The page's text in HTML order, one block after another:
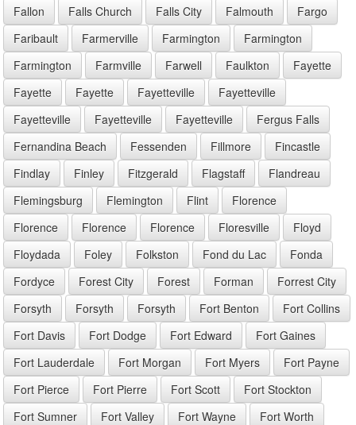
Fallon Falls Church Falls City Falmouth
Fargo
Faribault
Farmerville Farmington
Farmington
Farmington
Farmville Farwell Faulkton
Fayette
Fayette
Fayette Fayetteville
Fayetteville
Fayetteville
Fayetteville Fayetteville
Fergus Falls
Fernandina Beach
Fessenden Fillmore
Fincastle
Findlay
Finley Fitzgerald Flagstaff
Flandreau
Flemingsburg
Flemington Flint
Florence
Florence
Florence Florence Floresville
Floyd
Floydada
Foley Folkston Fond du Lac
Fonda
Fordyce
Forest City Forest Forman
Forrest City
Forsyth
Forsyth Forsyth Fort Benton
Fort Collins
Fort Davis
Fort Dodge Fort Edward
Fort Gaines
Fort Lauderdale
Fort Morgan Fort Myers
Fort Payne
Fort Pierce
Fort Pierre Fort Scott
Fort Stockton
Fort Sumner
Fort Valley Fort Wayne
Fort Worth